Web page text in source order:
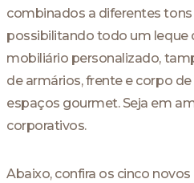
combinados a diferentes
possibilitando todo um leque
mobiliário personalizado,
de armários, frente e corpo
espaços gourmet. Seja em
corporativos.
Abaixo, confira os cinco